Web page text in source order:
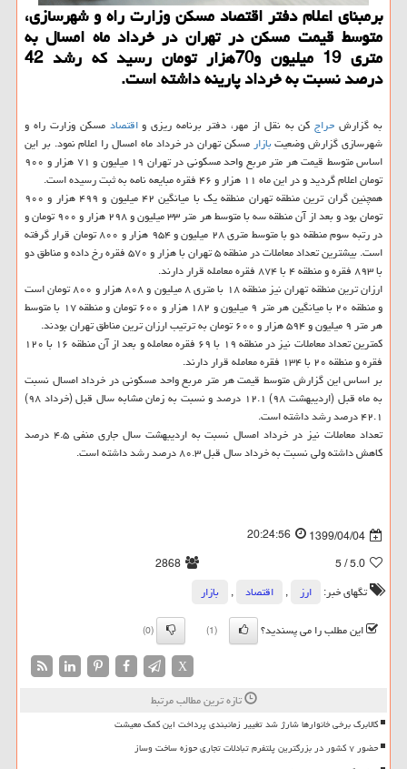
برمبنای اعلام دفتر اقتصاد مسكن وزارت راه و شهرسازی،
متوسط قیمت مسكن در تهران در خرداد ماه امسال به
متری 19 میلیون و70هزار تومان رسید كه رشد 42
درصد نسبت به خرداد پارینه داشته است.
به گزارش حراجکن به نقل از مهر، دفتر برنامه ریزی واقتصاد مسکن وزارت راه و
شهرسازی گزارش وضعیتبازارمسکن تهران در خرداد ماه امسال را اعلام نمود. بر این
اساس متوسط قیمت هر متر مربع واحد مسکونی در تهران ۱۹ میلیون و ۷۱ هزار و ۹۰۰
تومان اعلام گردید و در این ماه ۱۱ هزار و ۴۶ فقره مبایعه نامه به ثبت رسیده است.
همچنین گران ترین منطقه تهران منطقه یک با میانگین ۴۲ میلیون و ۴۹۹ هزار و ۹۰۰
تومان بود و بعد از آن منطقه سه با متوسط هر متر ۳۳ میلیون و ۲۹۸ هزار و ۹۰۰ تومان و
در رتبه سوم منطقه دو با متوسط متری ۲۸ میلیون و ۹۵۴ هزار و ۸۰۰ تومان قرار گرفته
است. بیشترین تعداد معاملات در منطقه ۵ تهران با هزار و ۵۷۰ فقره رخ داده و مناطق دو
با ۸۹۳ فقره و منطقه ۴ با ۸۷۴ فقره معامله قرار دارند.
ارزان ترین منطقه تهران نیز منطقه ۱۸ با متری ۸ میلیون و ۸۰۸ هزار و ۸۰۰ تومان است
و منطقه ۲۰ با میانگین هر متر ۹ میلیون و ۱۸۲ هزار و ۶۰۰ تومان و منطقه ۱۷ با متوسط
هر متر ۹ میلیون و ۵۹۴ هزار و ۶۰۰ تومان به ترتیب ارزان ترین مناطق تهران بودند.
کمترین تعداد معاملات نیز در منطقه ۱۹ با ۶۹ فقره معامله و بعد از آن منطقه ۱۶ با ۱۲۰
فقره و منطقه ۲۰ با ۱۳۴ فقره معامله قرار دارند.
بر اساس این گزارش متوسط قیمت هر متر مربع واحد مسکونی در خرداد امسال نسبت
به ماه قبل (اردیبهشت ۹۸) ۱۲.۱ درصد و نسبت به زمان مشابه سال قبل (خرداد ۹۸)
۴۲.۱ درصد رشد داشته است.
تعداد معاملات نیز در خرداد امسال نسبت به اردیبهشت سال جاری منفی ۴.۵ درصد
کاهش داشته ولی نسبت به خرداد سال قبل ۸۰.۳ درصد رشد داشته است.
1399/04/04
20:24:56
5.0
/ 5
2868
تگهای خبر:
ارز , اقتصاد ,
بازار
این مطلب را می پسندید؟
(1)
(0)
X
تازه ترین مطالب مرتبط
کالابرگ برخی خانوارها شارژ شد تغییر زمانبندی پرداخت این کمک معیشت
حضور ۷ کشور در بزرگترین پلتفرم تبادلات تجاری حوزه ساخت وساز